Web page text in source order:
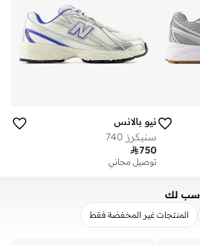
نيو بالانس
سنيكرز 740
750
توصيل مجاني
لك
المنتجات غير المخفضة فقط